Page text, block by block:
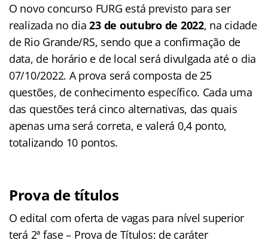
O novo concurso FURG está previsto para ser
realizada no dia23 de outubro de 2022, na cidade
de Rio Grande/RS, sendo que a confirmação de
data, de horário e de local será divulgada até o dia
07/10/2022. A prova será composta de 25
questões, de conhecimento específico. Cada uma
das questões terá cinco alternativas, das quais
apenas uma será correta, e valerá 0,4 ponto,
totalizando 10 pontos.
Prova de títulos
O edital com oferta de vagas para nível superior
terá 2ª fase – Prova de Títulos: de caráter